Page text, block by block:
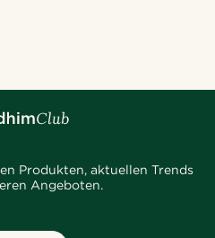
Produkten, aktuellen Trends
Angeboten.